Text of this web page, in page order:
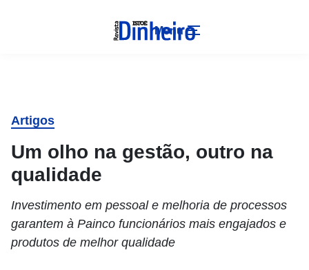
Menu
Artigos
Um olho na gestão, outro na
qualidade
Investimento em pessoal e melhoria de processos
garantem à Painco funcionários mais engajados e
produtos de melhor qualidade